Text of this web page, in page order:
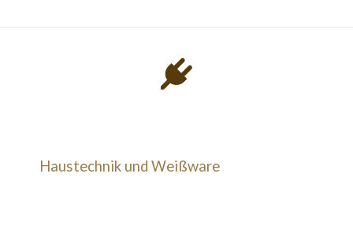
Haustechnik und Weißware